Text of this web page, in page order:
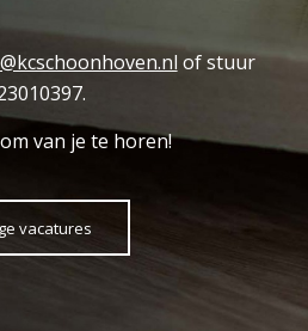
of stuur
van je te horen!
vacatures